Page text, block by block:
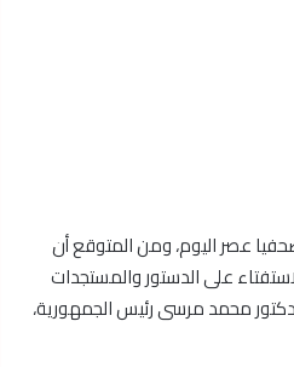
عصر اليوم، ومن المتوقع أن
على الدستور والمستجدات
محمد مرسى رئيس الجمهورية،